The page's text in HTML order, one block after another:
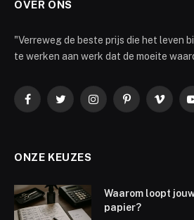
OVER ONS
"Verreweg de beste prijs die het leven
te werken aan werk dat de moeite
FacebookTwitterInstagramPinterestVimeo
ONZE KEUZES
Waarom loopt
papier?